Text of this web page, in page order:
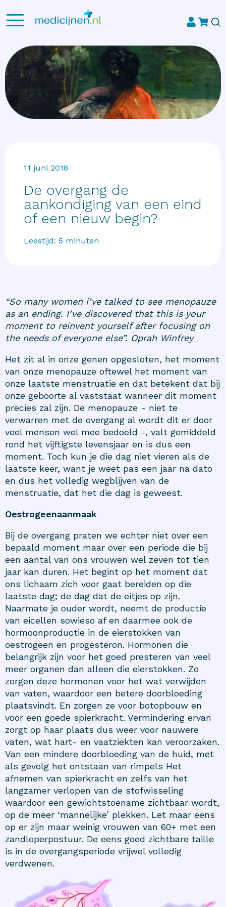
11 juni 2018
De overgang de
aankondiging van een eind
of een nieuw begin?
Leestijd: 5 minuten
“So many women i’ve talked to see menopauze
as an ending. I’ve discovered that this is your
moment to reinvent yourself after focusing on
the needs of everyone else”. Oprah Winfrey
Het zit al in onze genen opgesloten, het moment
van onze menopauze oftewel het moment van
onze laatste menstruatie en dat betekent dat bij
onze geboorte al vaststaat wanneer dit moment
precies zal zijn. De menopauze - niet te
verwarren met de overgang al wordt dit er door
veel mensen wel mee bedoeld -, valt gemiddeld
rond het vijftigste levensjaar en is dus een
moment. Toch kun je die dag niet vieren als de
laatste keer, want je weet pas een jaar na dato
en dus het volledig wegblijven van de
menstruatie, dat het die dag is geweest.
Oestrogeenaanmaak
Bij de overgang praten we echter niet over een
bepaald moment maar over een periode die bij
een aantal van ons vrouwen wel zeven tot tien
jaar kan duren. Het begint op het moment dat
ons lichaam zich voor gaat bereiden op die
laatste dag; de dag dat de eitjes op zijn.
Naarmate je ouder wordt, neemt de productie
van eicellen sowieso af en daarmee ook de
hormoonproductie in de eierstokken van
oestrogeen en progesteron. Hormonen die
belangrijk zijn voor het goed presteren van veel
meer organen dan alleen die eierstokken. Zo
zorgen deze hormonen voor het wat verwijden
van vaten, waardoor een betere doorbloeding
plaatsvindt. En zorgen ze voor botopbouw en
voor een goede spierkracht. Vermindering ervan
zorgt op haar plaats dus weer voor nauwere
vaten, wat hart- en vaatziekten kan veroorzaken.
Van een mindere doorbloeding van de huid, met
als gevolg het ontstaan van rimpels Het
afnemen van spierkracht en zelfs van het
langzamer verlopen van de stofwisseling
waardoor een gewichtstoename zichtbaar wordt,
op de meer ‘mannelijke’ plekken. Let maar eens
op er zijn maar weinig vrouwen van 60+ met een
zandloperpostuur. De eens goed zichtbare taille
is in de overgangsperiode vrijwel volledig
verdwenen.